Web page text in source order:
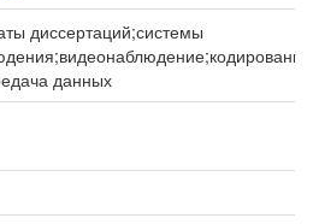
диссертаций;системы
данных